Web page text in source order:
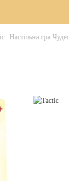
Настільна гра